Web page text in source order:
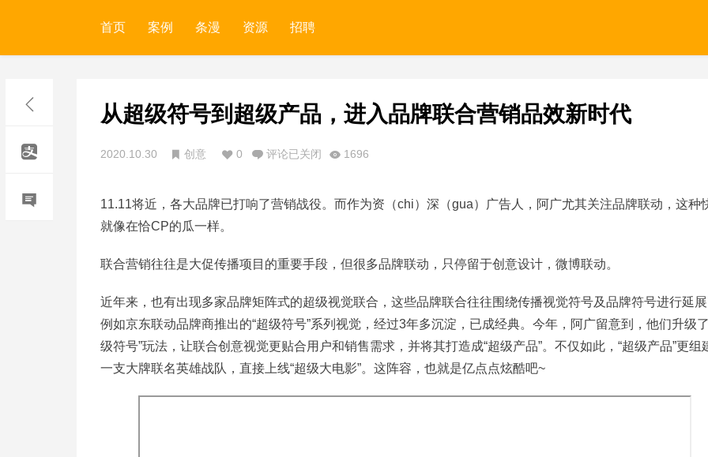
首页 案例 条漫 资源 招聘
从超级符号到超级产品，进入品牌联合营销品效新时代
2020.10.30 创意 0 评论已关闭 1696
11.11将近，各大品牌已打响了营销战役。而作为资（chi）深（gua）广告人，阿广尤其关注品牌联动，这种
就像在恰CP的瓜一样。
联合营销往往是大促传播项目的重要手段，但很多品牌联动，只停留于创意设计，微博联动。
近年来，也有出现多家品牌矩阵式的超级视觉联合，这些品牌联合往往围绕传播视觉符号及品牌符号进行延
例如京东联动品牌商推出的“超级符号”系列视觉，经过3年多沉淀，已成经典。今年，阿广留意到，他们升级
级符号”玩法，让联合创意视觉更贴合用户和销售需求，并将其打造成“超级产品”。不仅如此，“超级产品”更组
一支大牌联名英雄战队，直接上线“超级大电影”。这阵容，也就是亿点点炫酷吧~